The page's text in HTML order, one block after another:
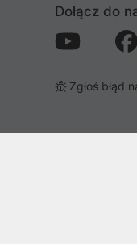
Dołącz do
Zgłoś błąd